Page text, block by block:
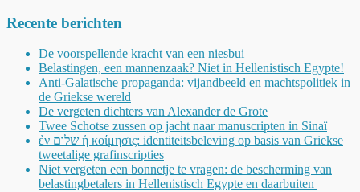
Recente berichten
De voorspellende kracht van een niesbui
Belastingen, een mannenzaak? Niet in Hellenistisch Egypte!
Anti-Galatische propaganda: vijandbeeld en machtspolitiek in
de Griekse wereld
De vergeten dichters van Alexander de Grote
Twee Schotse zussen op jacht naar manuscripten in Sinaï
ἐν שלום ἡ κοίμησις: identiteitsbeleving op basis van Griekse
tweetalige grafinscripties
Niet vergeten een bonnetje te vragen: de bescherming van
belastingbetalers in Hellenistisch Egypte en daarbuiten